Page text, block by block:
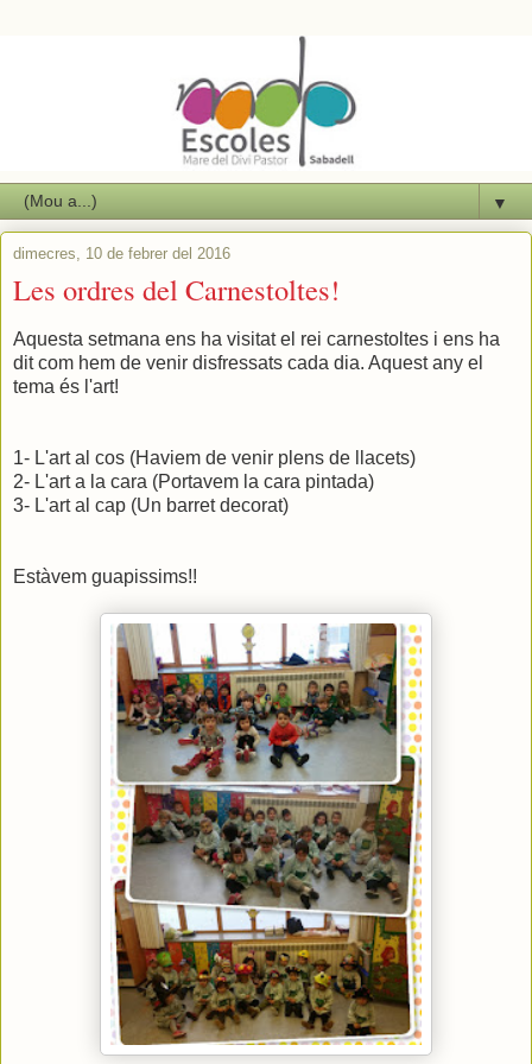
▼
dimecres, 10 de febrer del 2016
Les ordres del Carnestoltes!
Aquesta setmana ens ha visitat el rei carnestoltes i ens ha
dit com hem de venir disfressats cada dia. Aquest any el
tema és l'art!
1- L'art al cos (Haviem de venir plens de llacets)
2- L'art a la cara (Portavem la cara pintada)
3- L'art al cap (Un barret decorat)
Estàvem guapissims!!